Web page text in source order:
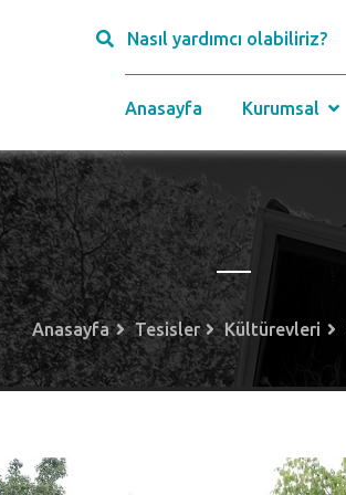
Nasıl yardımcı olabiliriz?
Anasayfa Kurumsal
Anasayfa Tesisler Kültürevleri